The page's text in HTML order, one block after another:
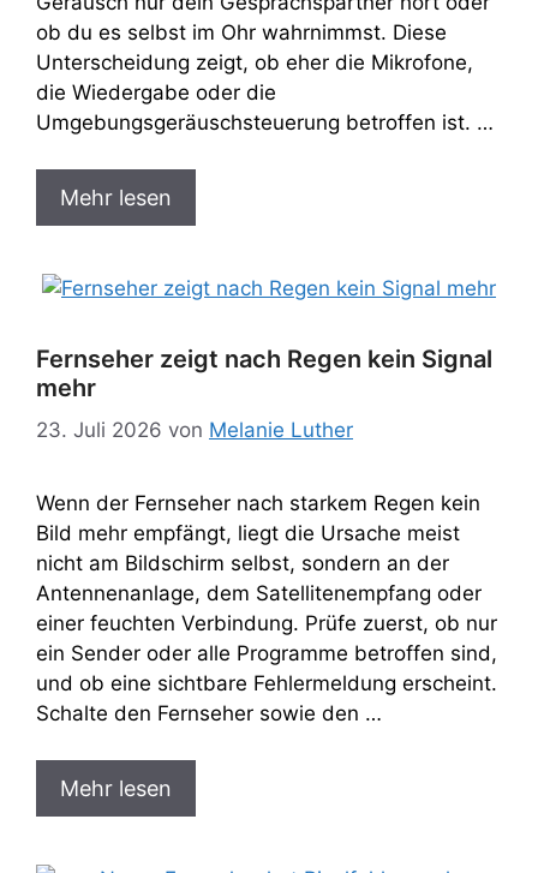
ob du es selbst im Ohr wahrnimmst. Diese
Unterscheidung zeigt, ob eher die Mikrofone,
die Wiedergabe oder die
Umgebungsgeräuschsteuerung betroffen ist. …
Mehr lesen
Fernseher zeigt nach Regen kein Signal
mehr
23. Juli 2026 von Melanie Luther
Wenn der Fernseher nach starkem Regen kein
Bild mehr empfängt, liegt die Ursache meist
nicht am Bildschirm selbst, sondern an der
Antennenanlage, dem Satellitenempfang oder
einer feuchten Verbindung. Prüfe zuerst, ob nur
ein Sender oder alle Programme betroffen sind,
und ob eine sichtbare Fehlermeldung erscheint.
Schalte den Fernseher sowie den …
Mehr lesen